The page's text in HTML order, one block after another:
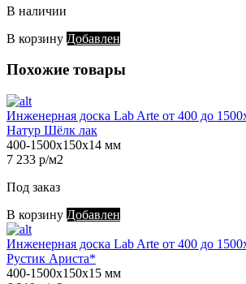
В наличии
В корзину Добавлен
Похожие товары
Инженерная доска Lab Arte от 400 до
Натур Шёлк лак
400-1500х150х14 мм
7 233 р/м2
Под заказ
В корзину Добавлен
Инженерная доска Lab Arte от 400 до
Рустик Ариста*
400-1500х150х15 мм